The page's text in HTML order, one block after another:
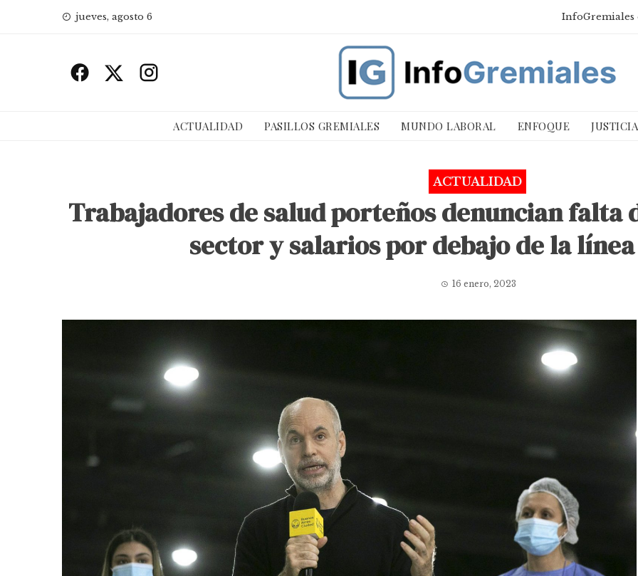
jueves, agosto 6 InfoGremiales
ACTUALIDAD PASILLOS GREMIALES MUNDO LABORAL ENFOQUE
ACTUALIDAD
Trabajadores de salud porteños denuncian falta
sector y salarios por debajo de la
16 enero, 2023